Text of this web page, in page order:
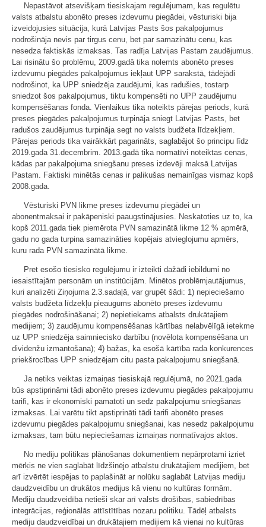
Nepastāvot atsevišķam tiesiskajam regulējumam, kas regulētu
valsts atbalstu abonēto preses izdevumu piegādei, vēsturiski bija
izveidojusies situācija, kurā Latvijas Pasts šos pakalpojumus
nodrošināja nevis par tirgus cenu, bet par samazinātu cenu, kas
nesedza faktiskās izmaksas. Tas radīja Latvijas Pastam zaudējumus.
Lai risinātu šo problēmu, 2009.gadā tika nolemts abonēto preses
izdevumu piegādes pakalpojumus iekļaut UPP sarakstā, tādējādi
nodrošinot, ka UPP sniedzēja zaudējumi, kas radušies, tostarp
sniedzot šos pakalpojumus, tiktu kompensēti no UPP zaudējumu
kompensēšanas fonda. Vienlaikus tika noteikts pārejas periods, kurā
preses piegādes pakalpojumus turpināja sniegt Latvijas Pasts, bet
radušos zaudējumus turpināja segt no valsts budžeta līdzekļiem.
Pārejas periods tika vairākkārt pagarināts, saglabājot šo principu līdz
2019.gada 31.decembrim. 2013.gadā tika normatīvi noteiktas cenas,
kādas par pakalpojuma sniegšanu preses izdevēji maksā Latvijas
Pastam. Faktiski minētās cenas ir palikušas nemainīgas vismaz kopš
2008.gada.
Vēsturiski PVN likme preses izdevumu piegādei un
abonentmaksai ir pakāpeniski paaugstinājusies. Neskatoties uz to, ka
kopš 2011.gada tiek piemērota PVN samazinātā likme 12 % apmērā,
gadu no gada turpina samazināties kopējais atvieglojumu apmērs,
kuru rada PVN samazinātā likme.
Pret esošo tiesisko regulējumu ir izteikti dažādi iebildumi no
iesaistītajām personām un institūcijām. Minētos problēmjautājumus,
kuri analizēti Ziņojuma 2.3.sadaļā, var grupēt šādi: 1) nepieciešamo
valsts budžeta līdzekļu pieaugums abonēto preses izdevumu
piegādes nodrošināšanai; 2) nepietiekams atbalsts drukātajiem
medijiem; 3) zaudējumu kompensēšanas kārtības nelabvēlīgā ietekme
uz UPP sniedzēja saimniecisko darbību (novēlota kompensēšana un
dividenžu izmantošana); 4) bažas, ka esošā kārtība rada konkurences
priekšrocības UPP sniedzējam citu pasta pakalpojumu sniegšanā.
Ja netiks veiktas izmaiņas tiesiskajā regulējumā, no 2021.gada
būs apstiprināmi tādi abonēto preses izdevumu piegādes pakalpojumu
tarifi, kas ir ekonomiski pamatoti un sedz pakalpojumu sniegšanas
izmaksas. Lai varētu tikt apstiprināti tādi tarifi abonēto preses
izdevumu piegādes pakalpojumu sniegšanai, kas nesedz pakalpojumu
izmaksas, tam būtu nepieciešamas izmaiņas normatīvajos aktos.
No mediju politikas plānošanas dokumentiem nepārprotami izriet
mērķis ne vien saglabāt līdzšinējo atbalstu drukātajiem medijiem, bet
arī izvērtēt iespējas to paplašināt ar nolūku saglabāt Latvijas mediju
daudzveidību un drukātos medijus kā vienu no kultūras formām.
Mediju daudzveidība netieši skar arī valsts drošības, sabiedrības
integrācijas, reģionālās attīstītības nozaru politiku. Tādēļ atbalsts
mediju daudzveidībai un drukātajiem medijiem kā vienai no kultūras